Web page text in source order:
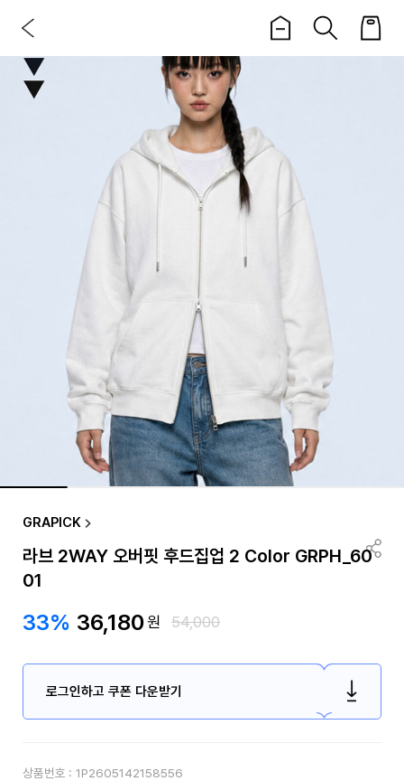
GRAPICK
라브 2WAY 오버핏 후드집업 2 Color GRPH_60
01
33% 36,180원 54,000
로그인하고 쿠폰 다운받기
상품번호 : 1P2605142158556